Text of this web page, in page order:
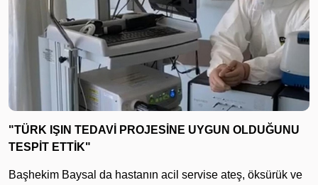
"TÜRK IŞIN TEDAVİ PROJESİNE UYGUN OLDUĞUNU
TESPİT ETTİK"
Başhekim Baysal da hastanın acil servise ateş, öksürük ve